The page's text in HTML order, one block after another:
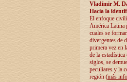
Vladímir M.
Hacia la
El enfoque
América Latina
cuales se
divergentes de
primera vez en
de la
siglos, se
peculiares y la
región (más